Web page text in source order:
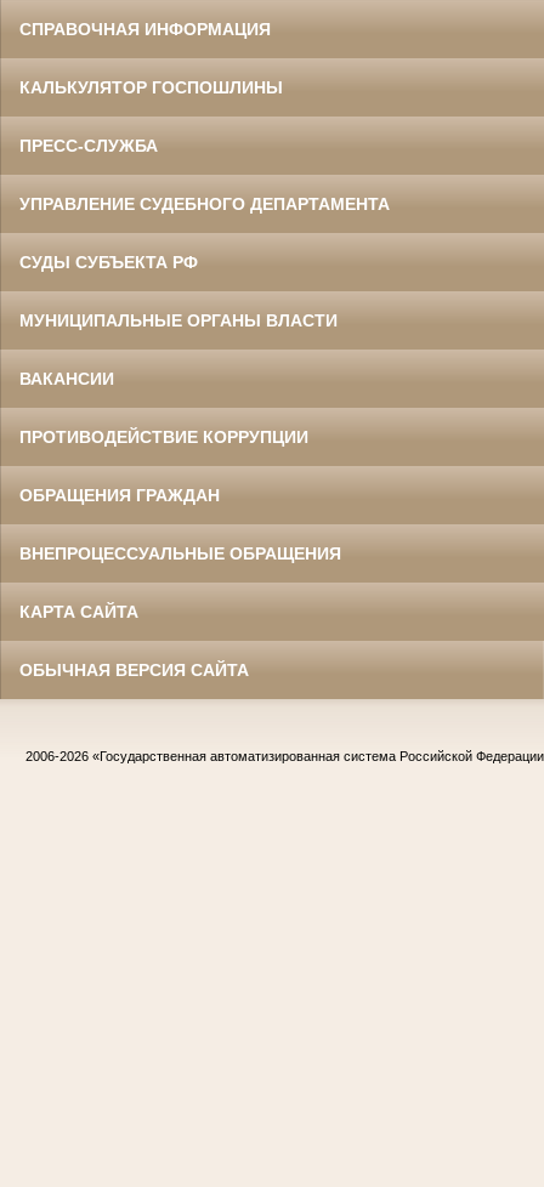
СПРАВОЧНАЯ ИНФОРМАЦИЯ
КАЛЬКУЛЯТОР ГОСПОШЛИНЫ
ПРЕСС-СЛУЖБА
УПРАВЛЕНИЕ СУДЕБНОГО ДЕПАРТАМЕНТА
СУДЫ СУБЪЕКТА РФ
МУНИЦИПАЛЬНЫЕ ОРГАНЫ ВЛАСТИ
ВАКАНСИИ
ПРОТИВОДЕЙСТВИЕ КОРРУПЦИИ
ОБРАЩЕНИЯ ГРАЖДАН
ВНЕПРОЦЕССУАЛЬНЫЕ ОБРАЩЕНИЯ
КАРТА САЙТА
ОБЫЧНАЯ ВЕРСИЯ САЙТА
2006-2026 «Государственная автоматизированная система Российской